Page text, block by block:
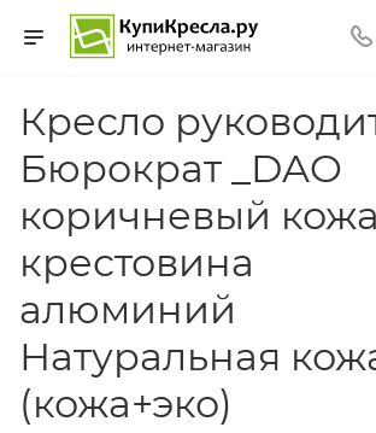
Кресло
Бюрократ _DAO
коричневый кожа
крестовина
алюминий
Натуральная
(кожа+эко)